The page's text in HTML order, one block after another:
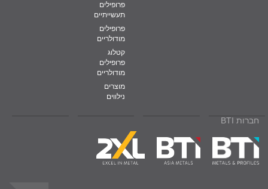
פרופילים
תעשייתיים
פרופילים
מודולריים
קטלוג
פרופילים
מודולריים
מוצרים
נילווים
חברות BTI